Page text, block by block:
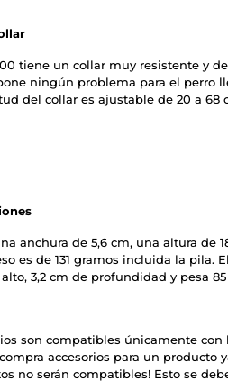
tiene un collar muy resistente y
ningún problema para el perro
del collar es ajustable de 20 a 68
anchura de 5,6 cm, una altura de
es de 131 gramos incluida la pila.
3,2 cm de profundidad y pesa
son compatibles únicamente con
accesorios para un producto
no serán compatibles! Esto se